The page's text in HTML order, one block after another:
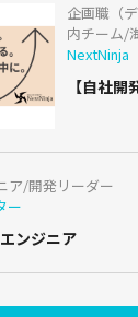
企画職（
内チーム/
NextNinja
【自社
ア/開発リーダー
ー
ンジニア